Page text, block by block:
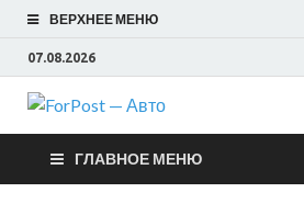
ВЕРХНЕЕ МЕНЮ
07.08.2026
Авто
ГЛАВНОЕ МЕНЮ